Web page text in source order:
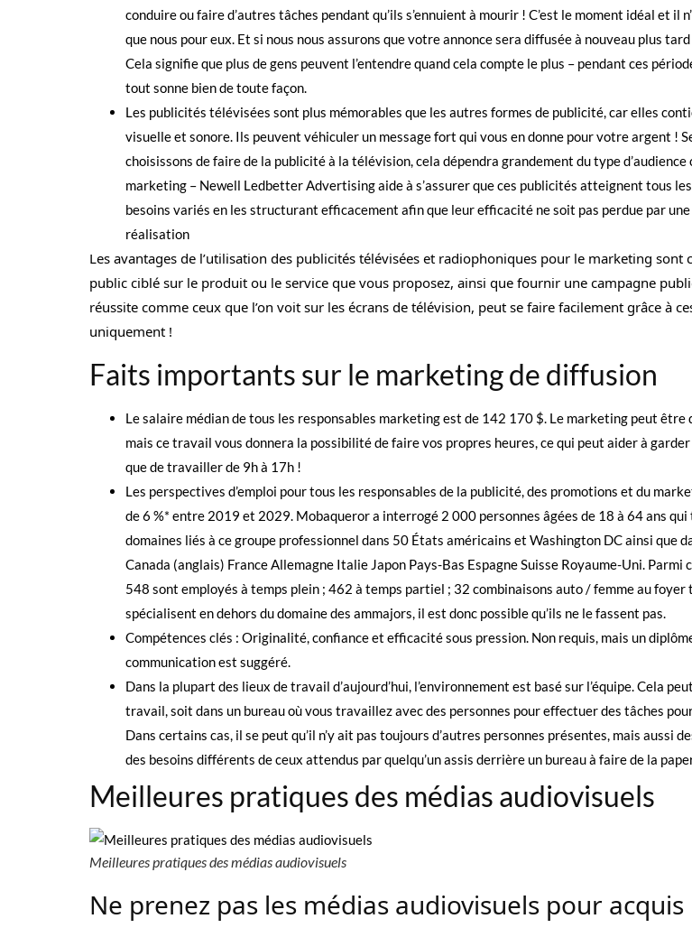
conduire ou faire d’autres tâches pendant qu’ils s’ennuient à mourir ! C’est le moment idéal et il
que nous pour eux. Et si nous nous assurons que votre annonce sera diffusée à nouveau plus tard
Cela signifie que plus de gens peuvent l’entendre quand cela compte le plus – pendant ces
tout sonne bien de toute façon.
Les publicités télévisées sont plus mémorables que les autres formes de publicité, car elles
visuelle et sonore. Ils peuvent véhiculer un message fort qui vous en donne pour votre argent !
choisissons de faire de la publicité à la télévision, cela dépendra grandement du type d’audience
marketing – Newell Ledbetter Advertising aide à s’assurer que ces publicités atteignent tous
besoins variés en les structurant efficacement afin que leur efficacité ne soit pas perdue par
réalisation
Les avantages de l’utilisation des publicités télévisées et radiophoniques pour le marketing sont
public ciblé sur le produit ou le service que vous proposez, ainsi que fournir une campagne
réussite comme ceux que l’on voit sur les écrans de télévision, peut se faire facilement grâce à
uniquement !
Faits importants sur le marketing de diffusion
Le salaire médian de tous les responsables marketing est de 142 170 $. Le marketing peut
mais ce travail vous donnera la possibilité de faire vos propres heures, ce qui peut aider à
que de travailler de 9h à 17h !
Les perspectives d’emploi pour tous les responsables de la publicité, des promotions et du
de 6 %* entre 2019 et 2029. Mobaqueror a interrogé 2 000 personnes âgées de 18 à 64 ans
domaines liés à ce groupe professionnel dans 50 États américains et Washington DC ainsi que
Canada (anglais) France Allemagne Italie Japon Pays-Bas Espagne Suisse Royaume-Uni.
548 sont employés à temps plein ; 462 à temps partiel ; 32 combinaisons auto / femme au foyer
spécialisent en dehors du domaine des ammajors, il est donc possible qu’ils ne le fassent pas.
Compétences clés : Originalité, confiance et efficacité sous pression. Non requis, mais un
communication est suggéré.
Dans la plupart des lieux de travail d’aujourd’hui, l’environnement est basé sur l’équipe. Cela
travail, soit dans un bureau où vous travaillez avec des personnes pour effectuer des tâches
Dans certains cas, il se peut qu’il n’y ait pas toujours d’autres personnes présentes, mais aussi
des besoins différents de ceux attendus par quelqu’un assis derrière un bureau à faire de la
Meilleures pratiques des médias audiovisuels
Meilleures pratiques des médias audiovisuels
Ne prenez pas les médias audiovisuels pour acquis